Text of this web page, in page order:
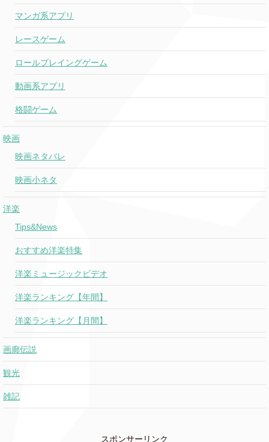
マンガ系アプリ
レースゲーム
ロールプレイングゲーム
動画系アプリ
格闘ゲーム
映画
映画ネタバレ
映画小ネタ
洋楽
Tips&News
おすすめ洋楽特集
洋楽ミュージックビデオ
洋楽ランキング【年間】
洋楽ランキング【月間】
画廊伝説
観光
雑記
スポンサーリンク